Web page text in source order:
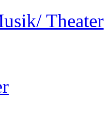
Theater